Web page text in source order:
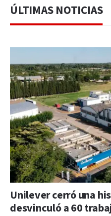
ÚLTIMAS NOTICIAS
Unilever cerró una
desvinculó a 60